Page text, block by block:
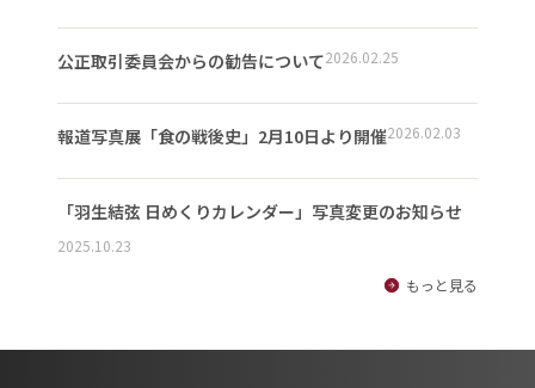
公正取引委員会からの勧告について2026.02.25
報道写真展「食の戦後史」2月10日より開催2026.02.03
「羽生結弦 日めくりカレンダー」写真変更のお知らせ
2025.10.23
もっと見る